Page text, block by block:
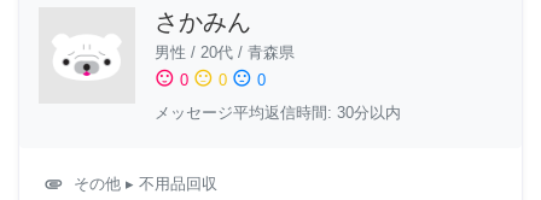
さかみん
男性 / 20代 / 青森県
sentiment_satisfied 0 sentiment_neutral 0 sentiment_dissatisfied 0
メッセージ平均返信時間: 30分以内
attachment その他 ▸ 不用品回収